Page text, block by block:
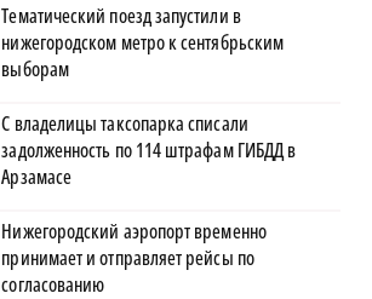
Тематический поезд запустили в
нижегородском метро к сентябрьским
выборам
С владелицы таксопарка списали
задолженность по 114 штрафам ГИБДД в
Арзамасе
Нижегородский аэропорт временно
принимает и отправляет рейсы по
согласованию